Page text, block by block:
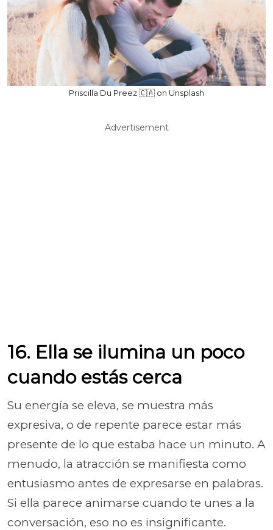
Priscilla Du Preez 🇨🇦 on Unsplash
Advertisement
16. Ella se ilumina un poco
cuando estás cerca
Su energía se eleva, se muestra más
expresiva, o de repente parece estar más
presente de lo que estaba hace un minuto. A
menudo, la atracción se manifiesta como
entusiasmo antes de expresarse en palabras.
Si ella parece animarse cuando te unes a la
conversación, eso no es insignificante.